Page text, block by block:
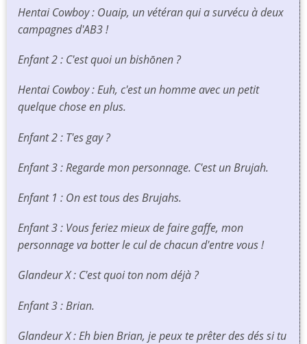
Hentai Cowboy : Ouaip, un vétéran qui a survécu à deux
campagnes d'AB3 !
Enfant 2 : C'est quoi un bishōnen ?
Hentai Cowboy : Euh, c'est un homme avec un petit
quelque chose en plus.
Enfant 2 : T'es gay ?
Enfant 3 : Regarde mon personnage. C'est un Brujah.
Enfant 1 : On est tous des Brujahs.
Enfant 3 : Vous feriez mieux de faire gaffe, mon
personnage va botter le cul de chacun d'entre vous !
Glandeur X : C'est quoi ton nom déjà ?
Enfant 3 : Brian.
Glandeur X : Eh bien Brian, je peux te prêter des dés si tu